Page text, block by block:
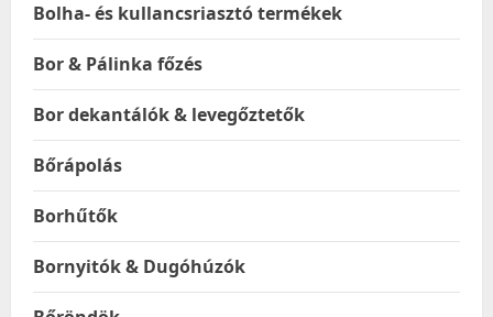
Bolha- és kullancsriasztó termékek
Bor & Pálinka főzés
Bor dekantálók & levegőztetők
Bőrápolás
Borhűtők
Bornyitók & Dugóhúzók